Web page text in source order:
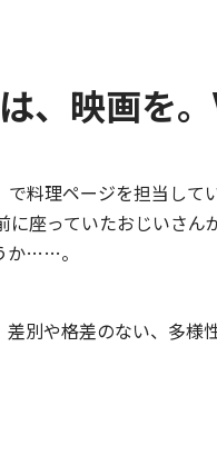
、映画を
料理ページを担当して
座っていたおじいさ
か……。
別や格差のない、多